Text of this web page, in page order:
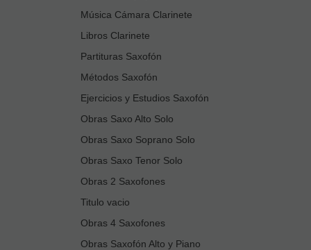
Música Cámara Clarinete
Libros Clarinete
Partituras Saxofón
Métodos Saxofón
Ejercicios y Estudios Saxofón
Obras Saxo Alto Solo
Obras Saxo Soprano Solo
Obras Saxo Tenor Solo
Obras 2 Saxofones
Titulo vacio
Obras 4 Saxofones
Obras Saxofón Alto y Piano